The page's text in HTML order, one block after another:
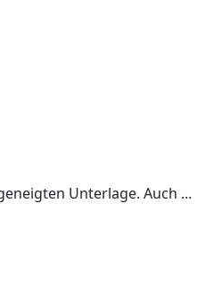
Unterlage. Auch ...